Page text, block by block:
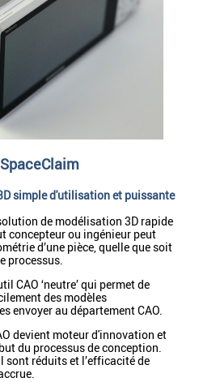
simple d'utilisation et puissante
de modélisation 3D rapide
concepteur ou ingénieur peut
d’une pièce, quelle que soit
processus.
CAO ‘neutre’ qui permet de
des modèles
envoyer au département CAO.
devient moteur d'innovation et
du processus de conception.
sont réduits et l’efficacité de